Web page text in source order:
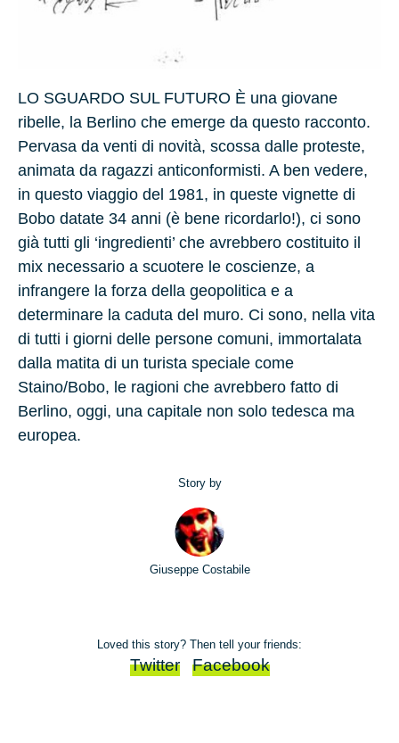
LO SGUARDO SUL FUTURO È una giovane
ribelle, la Berlino che emerge da questo racconto.
Pervasa da venti di novità, scossa dalle proteste,
animata da ragazzi anticonformisti. A ben vedere,
in questo viaggio del 1981, in queste vignette di
Bobo datate 34 anni (è bene ricordarlo!), ci sono
già tutti gli ‘ingredienti’ che avrebbero costituito il
mix necessario a scuotere le coscienze, a
infrangere la forza della geopolitica e a
determinare la caduta del muro. Ci sono, nella vita
di tutti i giorni delle persone comuni, immortalata
dalla matita di un turista speciale come
Staino/Bobo, le ragioni che avrebbero fatto di
Berlino, oggi, una capitale non solo tedesca ma
europea.
Story by
Giuseppe Costabile
Loved this story? Then tell your friends:
Twitter Facebook